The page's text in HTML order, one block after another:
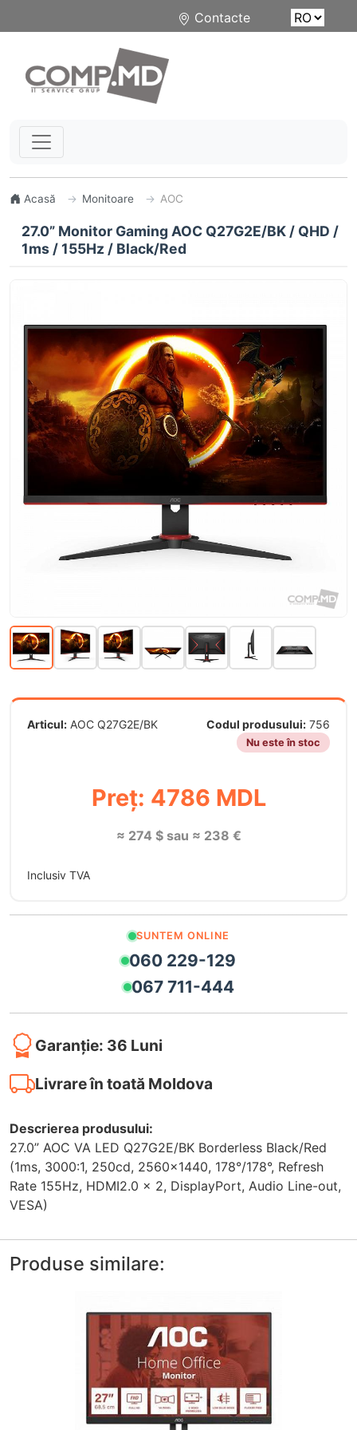
Contacte
Acasă Monitoare AOC
27.0” Monitor Gaming AOC Q27G2E/BK / QHD /
1ms / 155Hz / Black/Red
Articul: AOC Q27G2E/BK Codul produsului: 756
Nu este în stoc
Preț: 4786 MDL
≈ 274 $ sau ≈ 238 €
Inclusiv TVA
SUNTEM ONLINE
060 229-129
067 711-444
Garanție: 36 Luni
Livrare în toată Moldova
Descrierea produsului:
27.0” AOC VA LED Q27G2E/BK Borderless Black/Red
(1ms, 3000:1, 250cd, 2560x1440, 178°/178°, Refresh
Rate 155Hz, HDMI2.0 x 2, DisplayPort, Audio Line-out,
VESA)
Produse similare: